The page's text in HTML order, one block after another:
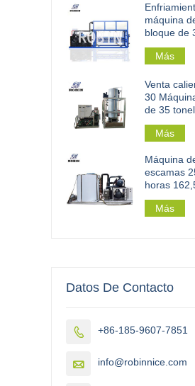
máquina
bloque de
toneladas/
Más
Venta
30
de 35
Más
Máquina
escamas
horas
para planta
enMás
Datos De Contacto
 +86-185-9607-7851
 info@robinnice.com